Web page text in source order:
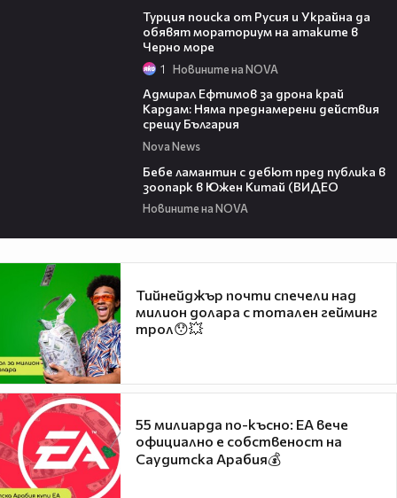
Турция поиска от Русия и Украйна да
обявят мораториум на атаките в
Черно море
1 Новините на NOVA
Адмирал Ефтимов за дрона край
Кардам: Няма преднамерени действия
срещу България
Nova News
Бебе ламантин с дебют пред публика в
зоопарк в Южен Китай (ВИДЕО
Новините на NOVA
Тийнейджър почти спечели над
милион долара с тотален гейминг
трол😯💥
55 милиарда по-късно: EA вече
официално е собственост на
Саудитска Арабия💰